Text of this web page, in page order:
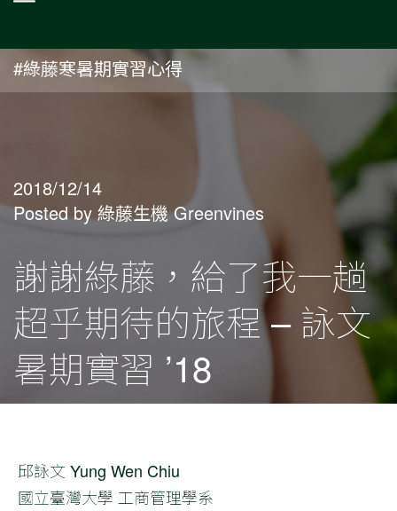
2018/12/14
Posted by 綠藤生機 Greenvines
#綠藤寒暑期實習心得
謝謝綠藤，給了我一趟
超乎期待的旅程 – 詠文
暑期實習 ’18
邱詠文 Yung Wen Chiu
國立臺灣大學 工商管理學系